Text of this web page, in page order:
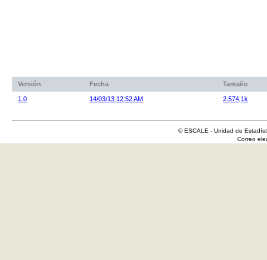
Versión Fecha Tamaño
1.0 14/03/13 12:52 AM 2.574,1k
© ESCALE - Unidad de
Correo